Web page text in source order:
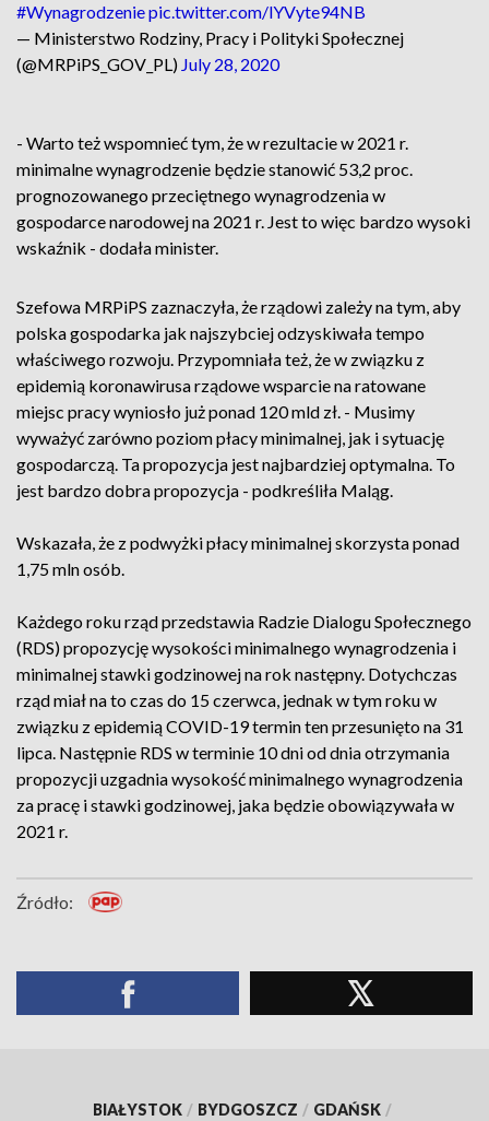
#Wynagrodzeniepic.twitter.com/lYVyte94NB
— Ministerstwo Rodziny, Pracy i Polityki Społecznej
(@MRPiPS_GOV_PL) July 28, 2020
- Warto też wspomnieć tym, że w rezultacie w 2021 r.
minimalne wynagrodzenie będzie stanowić 53,2 proc.
prognozowanego przeciętnego wynagrodzenia w
gospodarce narodowej na 2021 r. Jest to więc bardzo wysoki
wskaźnik - dodała minister.
Szefowa MRPiPS zaznaczyła, że rządowi zależy na tym, aby
polska gospodarka jak najszybciej odzyskiwała tempo
właściwego rozwoju. Przypomniała też, że w związku z
epidemią koronawirusa rządowe wsparcie na ratowane
miejsc pracy wyniosło już ponad 120 mld zł. - Musimy
wyważyć zarówno poziom płacy minimalnej, jak i sytuację
gospodarczą. Ta propozycja jest najbardziej optymalna. To
jest bardzo dobra propozycja - podkreśliła Maląg.
Wskazała, że z podwyżki płacy minimalnej skorzysta ponad
1,75 mln osób.
Każdego roku rząd przedstawia Radzie Dialogu Społecznego
(RDS) propozycję wysokości minimalnego wynagrodzenia i
minimalnej stawki godzinowej na rok następny. Dotychczas
rząd miał na to czas do 15 czerwca, jednak w tym roku w
związku z epidemią COVID-19 termin ten przesunięto na 31
lipca. Następnie RDS w terminie 10 dni od dnia otrzymania
propozycji uzgadnia wysokość minimalnego wynagrodzenia
za pracę i stawki godzinowej, jaka będzie obowiązywała w
2021 r.
Źródło:
BIAŁYSTOK / BYDGOSZCZ / GDAŃSK /